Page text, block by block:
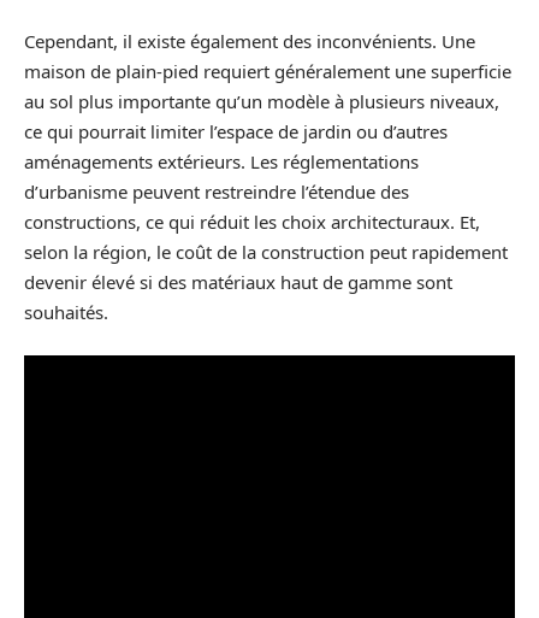
Cependant, il existe également des inconvénients. Une
maison de plain-pied requiert généralement une superficie
au sol plus importante qu’un modèle à plusieurs niveaux,
ce qui pourrait limiter l’espace de jardin ou d’autres
aménagements extérieurs. Les réglementations
d’urbanisme peuvent restreindre l’étendue des
constructions, ce qui réduit les choix architecturaux. Et,
selon la région, le coût de la construction peut rapidement
devenir élevé si des matériaux haut de gamme sont
souhaités.